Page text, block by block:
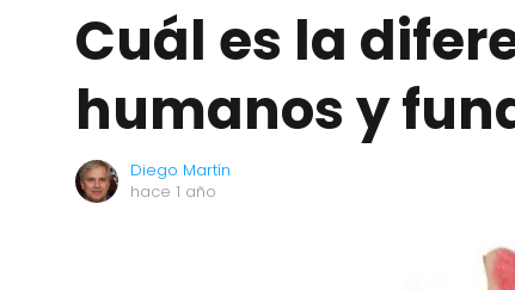
Cuál es la
humanos y
Diego Martín
hace 1 año